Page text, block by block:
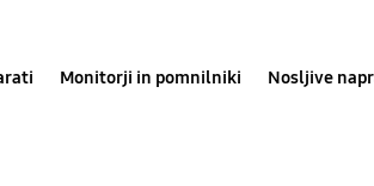
Monitorji in pomnilniki Nosljive